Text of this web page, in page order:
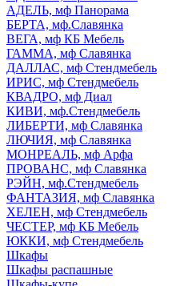
АДЕЛЬ, мф Панорама
БЕРТА, мф.Славянка
ВЕГА, мф КБ Мебель
ГАММА, мф Славянка
ДАЛЛАС, мф Стендмебель
ИРИС, мф Стендмебель
КВАДРО, мф Диал
КИВИ, мф.Стендмебель
ЛИБЕРТИ, мф Славянка
ЛЮЧИЯ, мф Славянка
МОНРЕАЛЬ, мф Арфа
ПРОВАНС, мф Славянка
РЭЙН, мф.Стендмебель
ФАНТАЗИЯ, мф Славянка
ХЕЛЕН, мф Стендмебель
ЧЕСТЕР, мф КБ Мебель
ЮККИ, мф Стендмебель
Шкафы
Шкафы распашные